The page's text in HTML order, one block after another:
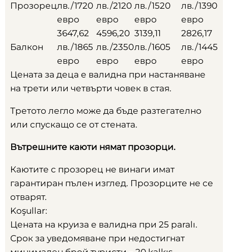
Прозорецлв./1720
евро
лв./2120
евро
лв./1520
евро
лв./1390
евро
Балкон
3647,62
лв./1865
евро
4596,20
лв./2350
евро
3139,11
лв./1605
евро
2826,17
лв./1445
евро
Цената за деца е валидна при настаняване
на трети или четвърти човек в стая.
Третото легло може да бъде разтегателно
или спускащо се от стената.
Вътрешните каюти нямат прозорци.
Каютите с прозорец не винаги имат
гарантиран пълен изглед. Прозорците не се
отварят.
Koşullar:
Цената на круиза е валидна при 25 paralı.
Срок за уведомяване при недостигнат